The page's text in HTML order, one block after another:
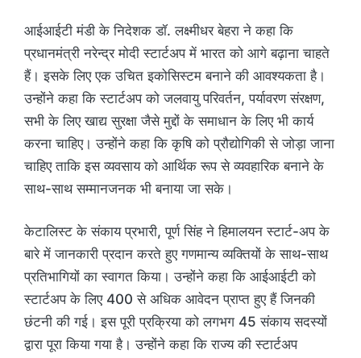
आईआईटी मंडी के निदेशक डॉ. लक्ष्मीधर बेहरा ने कहा कि
प्रधानमंत्री नरेन्द्र मोदी स्टार्टअप में भारत को आगे बढ़ाना चाहते
हैं। इसके लिए एक उचित इकोसिस्टम बनाने की आवश्यकता है।
उन्होंने कहा कि स्टार्टअप को जलवायु परिवर्तन, पर्यावरण संरक्षण,
सभी के लिए खाद्य सुरक्षा जैसे मुद्दों के समाधान के लिए भी कार्य
करना चाहिए। उन्होंने कहा कि कृषि को प्रौद्योगिकी से जोड़ा जाना
चाहिए ताकि इस व्यवसाय को आर्थिक रूप से व्यवहारिक बनाने के
साथ-साथ सम्मानजनक भी बनाया जा सके।
केटालिस्ट के संकाय प्रभारी, पूर्ण सिंह ने हिमालयन स्टार्ट-अप के
बारे में जानकारी प्रदान करते हुए गणमान्य व्यक्तियों के साथ-साथ
प्रतिभागियों का स्वागत किया। उन्होंने कहा कि आईआईटी को
स्टार्टअप के लिए 400 से अधिक आवेदन प्राप्त हुए हैं जिनकी
छंटनी की गई। इस पूरी प्रक्रिया को लगभग 45 संकाय सदस्यों
द्वारा पूरा किया गया है। उन्होंने कहा कि राज्य की स्टार्टअप